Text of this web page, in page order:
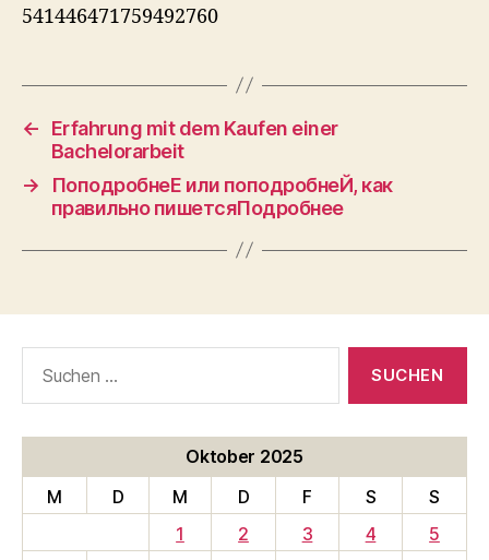
541446471759492760
←
Erfahrung mit dem Kaufen einer
Bachelorarbeit
→
ПоподробнеЕ или поподробнеЙ, как
правильно пишетсяПодробнее
nach:
Oktober 2025
M
D M D F S
S
1
2 3 4
5